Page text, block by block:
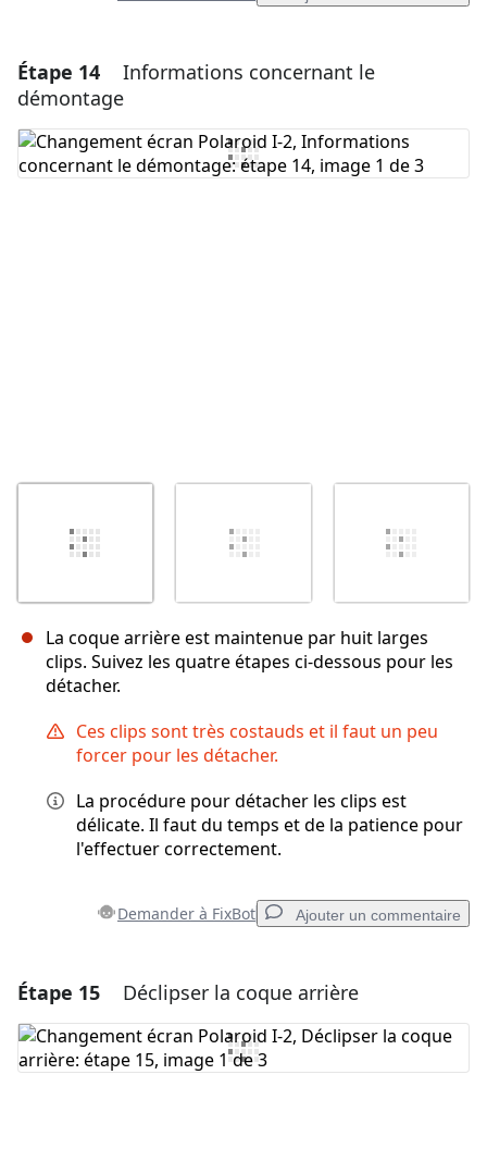
Ajouter un commentaire
Ajouter un commentaire
Étape 14
Informations concernant le
démontage
La coque arrière est maintenue par huit larges
clips. Suivez les quatre étapes ci-dessous pour les
détacher.
Ces clips sont très costauds et il faut un peu
forcer pour les détacher.
La procédure pour détacher les clips est
délicate. Il faut du temps et de la patience pour
l'effectuer correctement.
Demander à FixBot Ajouter un commentaire
Ajouter un commentaire
Ajouter un commentaire
Étape 15 Déclipser la coque arrière